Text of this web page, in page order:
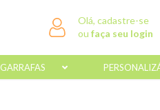
Olá, cadastre-se
oufaça seu login
GARRAFAS